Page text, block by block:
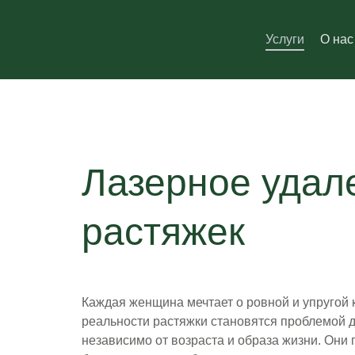
Услуги О нас
Лазерное
растяжек
Каждая женщина мечтает о ровной и упругой
реальности растяжки становятся
независимо от возраста и образа жизни.